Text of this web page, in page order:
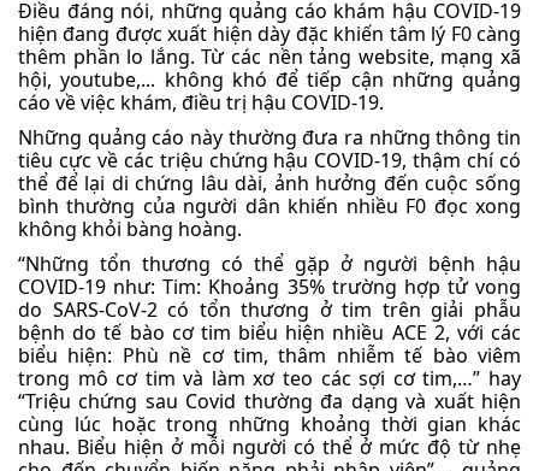
Điều đáng nói, những quảng cáo khám hậu COVID-19
hiện đang được xuất hiện dày đặc khiến tâm lý F0 càng
thêm phần lo lắng. Từ các nền tảng website, mạng xã
hội, youtube,... không khó để tiếp cận những quảng
cáo về việc khám, điều trị hậu COVID-19.
Những quảng cáo này thường đưa ra những thông tin
tiêu cực về các triệu chứng hậu COVID-19, thậm chí có
thể để lại di chứng lâu dài, ảnh hưởng đến cuộc sống
bình thường của người dân khiến nhiều F0 đọc xong
không khỏi bàng hoàng.
“Những tổn thương có thể gặp ở người bệnh hậu
COVID-19 như: Tim: Khoảng 35% trường hợp tử vong
do SARS-CoV-2 có tổn thương ở tim trên giải phẫu
bệnh do tế bào cơ tim biểu hiện nhiều ACE 2, với các
biểu hiện: Phù nề cơ tim, thâm nhiễm tế bào viêm
trong mô cơ tim và làm xơ teo các sợi cơ tim,…” hay
“Triệu chứng sau Covid thường đa dạng và xuất hiện
cùng lúc hoặc trong những khoảng thời gian khác
nhau. Biểu hiện ở mỗi người có thể ở mức độ từ nhẹ